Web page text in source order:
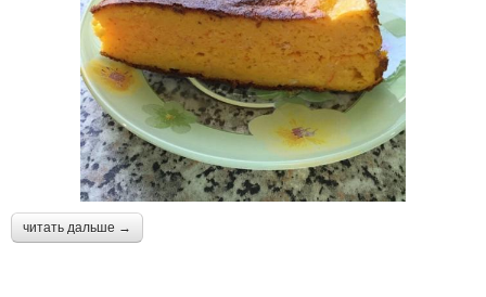
читать дальше →